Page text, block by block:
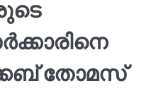
തോമസ്